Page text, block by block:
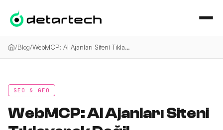
/Blog/ WebMCP: AI Ajanları Siteni Tıklayarak Değil Konuşarak Kullanırsa
SEO & GEO
WebMCP: AI Ajanları Siteni